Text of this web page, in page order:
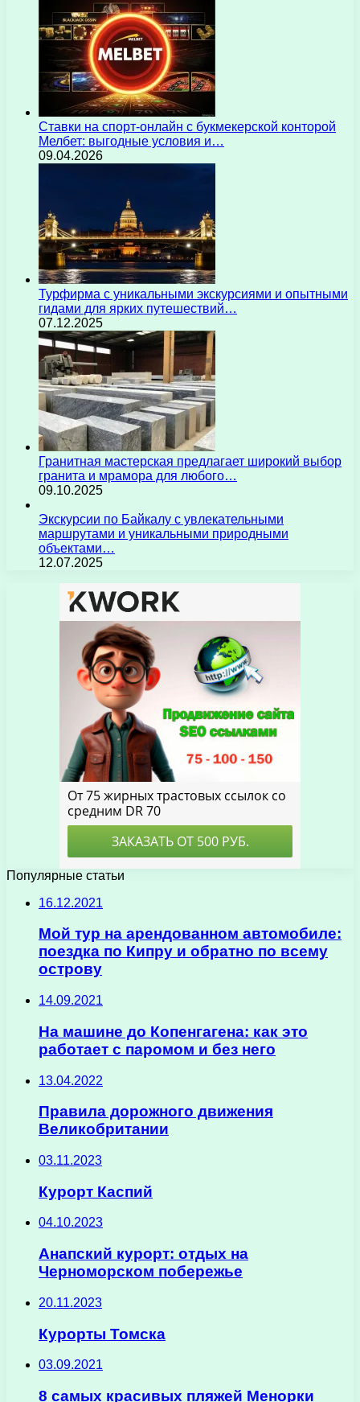
Ставки на спорт-онлайн с букмекерской конторой
Мелбет: выгодные условия и…
09.04.2026
Турфирма с уникальными экскурсиями и опытными
гидами для ярких путешествий…
07.12.2025
Гранитная мастерская предлагает широкий выбор
гранита и мрамора для любого…
09.10.2025
Экскурсии по Байкалу с увлекательными
маршрутами и уникальными природными
объектами…
12.07.2025
Популярные статьи
16.12.2021
Мой тур на арендованном автомобиле:
поездка по Кипру и обратно по всему
острову
14.09.2021
На машине до Копенгагена: как это
работает с паромом и без него
13.04.2022
Правила дорожного движения
Великобритании
03.11.2023
Курорт Каспий
04.10.2023
Анапский курорт: отдых на
Черноморском побережье
20.11.2023
Курорты Томска
03.09.2021
8 самых красивых пляжей Менорки